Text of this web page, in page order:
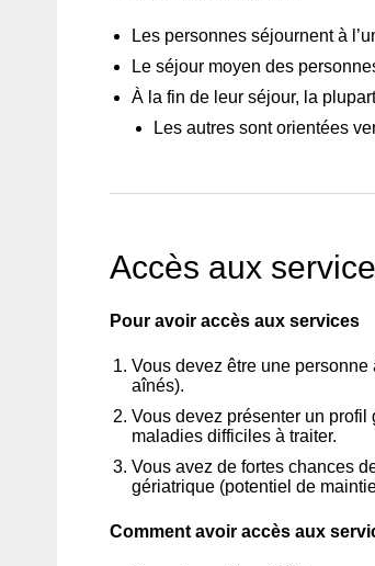
Les personnes séjournent à
Le séjour moyen des
À la fin de leur séjour, la
Les autres sont orientées
Accès aux
Pour avoir accès aux services
Vous devez être une
aînés).
Vous devez présenter un
maladies difficiles à traiter.
Vous avez de fortes chances
gériatrique (potentiel de
Comment avoir accès aux